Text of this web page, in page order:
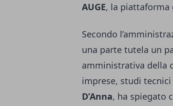
AUGE, la piattaforma
Secondo
una parte tutela un
amministrativa della
imprese, studi tecnici
D’Anna, ha spiegato